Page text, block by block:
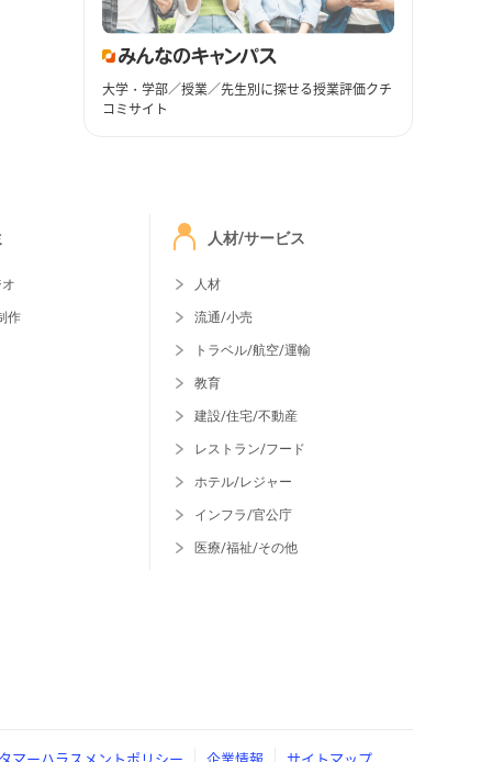
大学・学部／授業／先生別に探せる授業評価クチ
コミサイト
作
人材/サービス
人材
流通/小売
トラベル/航空/運輸
教育
建設/住宅/不動産
レストラン/フード
ホテル/レジャー
インフラ/官公庁
医療/福祉/その他